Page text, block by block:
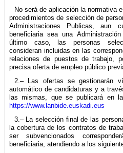
No será de aplicación la normativa
procedimientos de selección de
Administraciones Publicas, aun
beneficiaria sea una
último caso, las personas
consideran incluidas en las
relaciones de puestos de trabajo,
precisa oferta de empleo público
2.– Las ofertas se gestionarán
automático de candidaturas y a
las mismas, que se publicará en
https://www.lanbide.euskadi.eus
3.– La selección final de las
la cobertura de los contratos de
ser subvencionados
beneficiaria, atendiendo a los